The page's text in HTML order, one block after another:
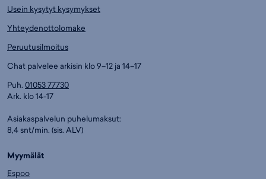
Usein kysytyt kysymykset
Yhteydenottolomake
Peruutusilmoitus
Chat palvelee arkisin klo 9–12 ja 14–17
Puh. 01053 77730
Ark. klo 14-17
Asiakaspalvelun puhelumaksut:
8,4 snt/min. (sis. ALV)
Myymälät
Espoo